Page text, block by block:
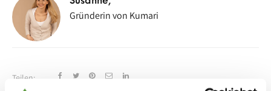
Gründerin von Kumari
Teilen: